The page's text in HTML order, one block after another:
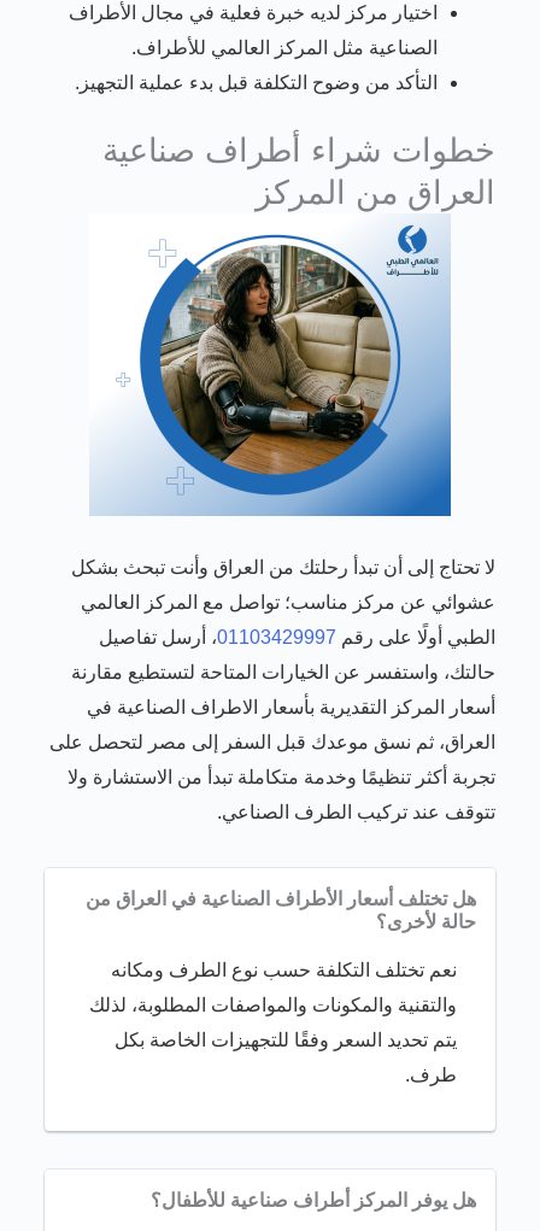
اختيار مركز لديه خبرة فعلية في مجال الأطراف
الصناعية مثل المركز العالمي للأطراف.
التأكد من وضوح التكلفة قبل بدء عملية التجهيز.
خطوات شراء أطراف صناعية
العراق من المركز
لا تحتاج إلى أن تبدأ رحلتك من العراق وأنت تبحث بشكل
عشوائي عن مركز مناسب؛ تواصل مع المركز العالمي
الطبي أولًا على رقم 01103429997، أرسل تفاصيل
حالتك، واستفسر عن الخيارات المتاحة لتستطيع مقارنة
أسعار المركز التقديرية بأسعار الاطراف الصناعية في
العراق، ثم نسق موعدك قبل السفر إلى مصر لتحصل على
تجربة أكثر تنظيمًا وخدمة متكاملة تبدأ من الاستشارة ولا
تتوقف عند تركيب الطرف الصناعي.
هل تختلف أسعار الأطراف الصناعية في العراق من
حالة لأخرى؟
نعم تختلف التكلفة حسب نوع الطرف ومكانه
والتقنية والمكونات والمواصفات المطلوبة، لذلك
يتم تحديد السعر وفقًا للتجهيزات الخاصة بكل
طرف.
هل يوفر المركز أطراف صناعية للأطفال؟